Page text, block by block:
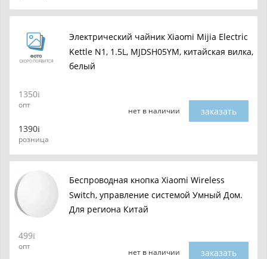
Электрический чайник Xiaomi Mijia Electric
Kettle N1, 1.5L, MJDSH05YM, китайская вилка,
белый
1350
опт
1390
розница
нет в наличии заказать
Беспроводная кнопка Xiaomi Wireless
Switch, управление системой Умный Дом.
Для региона Китай
499
опт
нет в наличии заказать